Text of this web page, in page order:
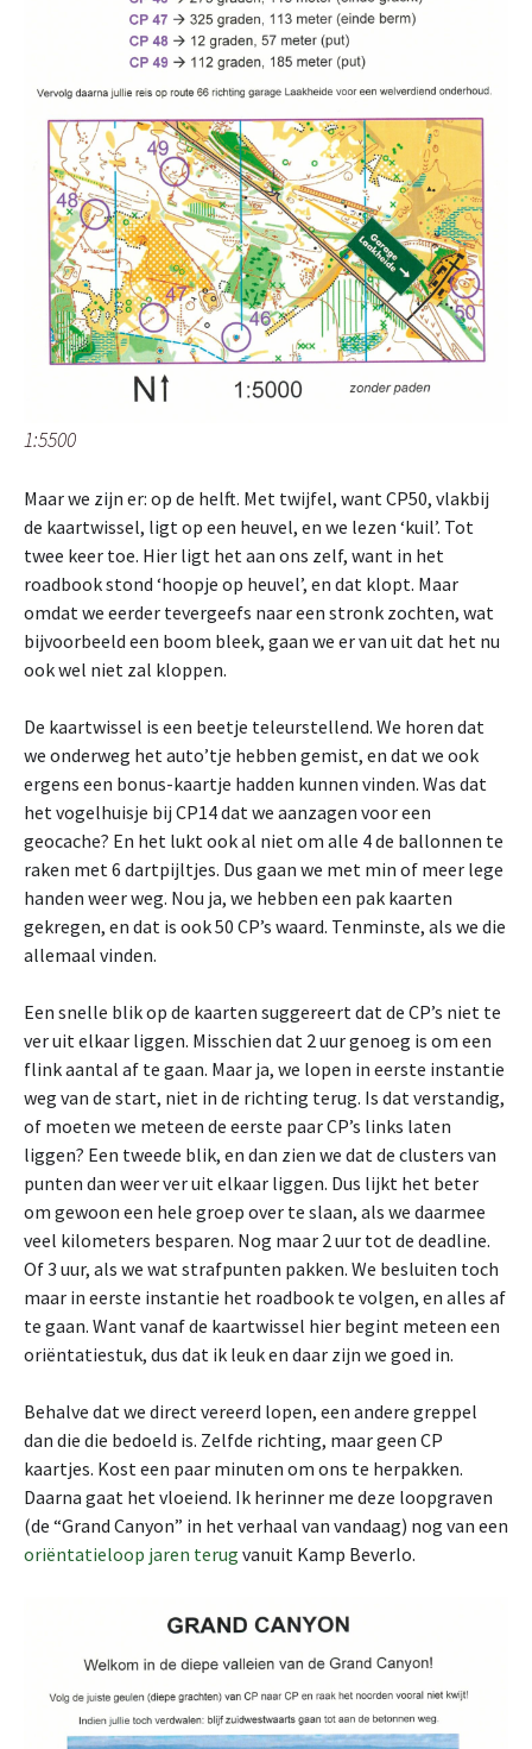
1:5500
Maar we zijn er: op de helft. Met twijfel, want CP50, vlakbij
de kaartwissel, ligt op een heuvel, en we lezen ‘kuil’. Tot
twee keer toe. Hier ligt het aan ons zelf, want in het
roadbook stond ‘hoopje op heuvel’, en dat klopt. Maar
omdat we eerder tevergeefs naar een stronk zochten, wat
bijvoorbeeld een boom bleek, gaan we er van uit dat het nu
ook wel niet zal kloppen.
De kaartwissel is een beetje teleurstellend. We horen dat
we onderweg het auto’tje hebben gemist, en dat we ook
ergens een bonus-kaartje hadden kunnen vinden. Was dat
het vogelhuisje bij CP14 dat we aanzagen voor een
geocache? En het lukt ook al niet om alle 4 de ballonnen te
raken met 6 dartpijltjes. Dus gaan we met min of meer lege
handen weer weg. Nou ja, we hebben een pak kaarten
gekregen, en dat is ook 50 CP’s waard. Tenminste, als we die
allemaal vinden.
Een snelle blik op de kaarten suggereert dat de CP’s niet te
ver uit elkaar liggen. Misschien dat 2 uur genoeg is om een
flink aantal af te gaan. Maar ja, we lopen in eerste instantie
weg van de start, niet in de richting terug. Is dat verstandig,
of moeten we meteen de eerste paar CP’s links laten
liggen? Een tweede blik, en dan zien we dat de clusters van
punten dan weer ver uit elkaar liggen. Dus lijkt het beter
om gewoon een hele groep over te slaan, als we daarmee
veel kilometers besparen. Nog maar 2 uur tot de deadline.
Of 3 uur, als we wat strafpunten pakken. We besluiten toch
maar in eerste instantie het roadbook te volgen, en alles af
te gaan. Want vanaf de kaartwissel hier begint meteen een
oriëntatiestuk, dus dat ik leuk en daar zijn we goed in.
Behalve dat we direct vereerd lopen, een andere greppel
dan die die bedoeld is. Zelfde richting, maar geen CP
kaartjes. Kost een paar minuten om ons te herpakken.
Daarna gaat het vloeiend. Ik herinner me deze loopgraven
(de “Grand Canyon” in het verhaal van vandaag) nog van een
oriëntatieloop jaren terug vanuit Kamp Beverlo.